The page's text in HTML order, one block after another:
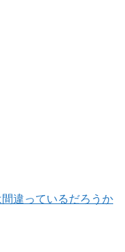
違っているだろうか